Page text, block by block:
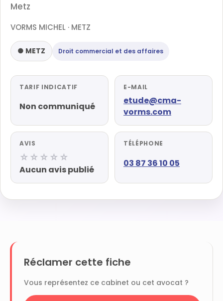
Metz
VORMS MICHEL · METZ
● METZ Droit commercial et des affaires
TARIF INDICATIF
Non communiqué
E-MAIL
etude@cma-
vorms.com
AVIS
☆☆☆☆☆
Aucun avis publié
TÉLÉPHONE
03 87 36 10 05
Réclamer cette fiche
Vous représentez ce cabinet ou cet avocat ?